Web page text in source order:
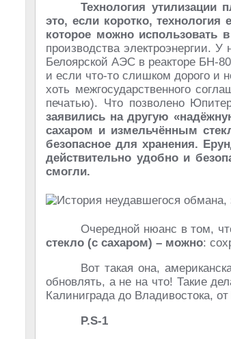
Технология утилизации
это, если коротко,
которое можно использовать
производства электроэнергии.
Белоярской АЭС в реакторе БН-
и если что-то слишком дорого и
хоть межгосударственного
печатью). Что позволено
заявились на другую
сахаром и измельчённым
безопасное для хранения.
действительно удобно и
смогли.
Очередной нюанс в том,
стекло (с сахаром) – можно:
Вот такая она,
обновлять, а не на что! Такие
Калиниграда до Владивостока,
P.S-1